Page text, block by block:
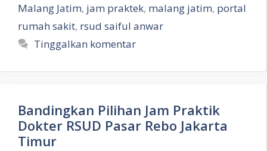
Malang Jatim, jam praktek, malang jatim, portal
rumah sakit, rsud saiful anwar
Tinggalkan komentar
Bandingkan Pilihan Jam Praktik
Dokter RSUD Pasar Rebo Jakarta
Timur